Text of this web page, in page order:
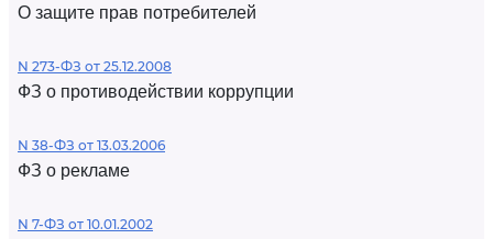
О защите прав потребителей
N 273-ФЗ от 25.12.2008
ФЗ о противодействии коррупции
N 38-ФЗ от 13.03.2006
ФЗ о рекламе
N 7-ФЗ от 10.01.2002